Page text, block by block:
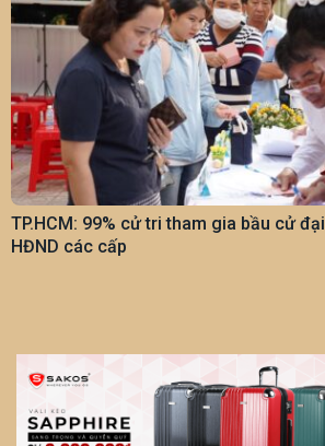
TP.HCM: 99% cử tri tham gia bầu cử
HĐND các cấp